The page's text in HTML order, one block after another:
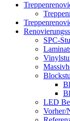
SPC-
LED
Vorher/